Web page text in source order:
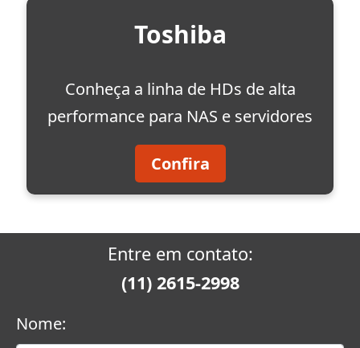
Toshiba
Conheça a linha de HDs de alta
performance para NAS e servidores
Confira
Entre em contato:
(11) 2615-2998
Nome: